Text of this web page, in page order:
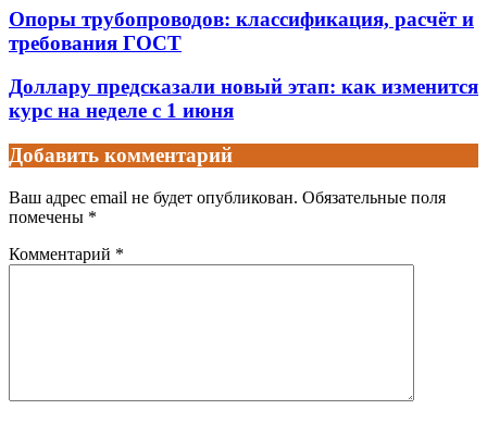
Опоры трубопроводов: классификация, расчёт и
требования ГОСТ
Доллару предсказали новый этап: как изменится
курс на неделе с 1 июня
Добавить комментарий
Ваш адрес email не будет опубликован. Обязательные поля
помечены *
Комментарий *